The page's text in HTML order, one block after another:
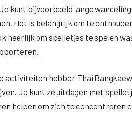
kunt bijvoorbeeld lange
Het is belangrijk om te
heerlijk om spelletjes te spelen
activiteiten hebben Thai
Je kunt ze uitdagen met
helpen om zich te concentreren